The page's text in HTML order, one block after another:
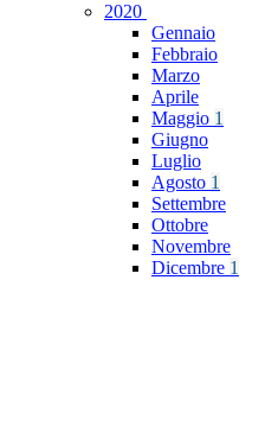
2020
Gennaio
Febbraio
Marzo
Aprile
Maggio 1
Giugno
Luglio
Agosto 1
Settembre
Ottobre
Novembre
Dicembre 1